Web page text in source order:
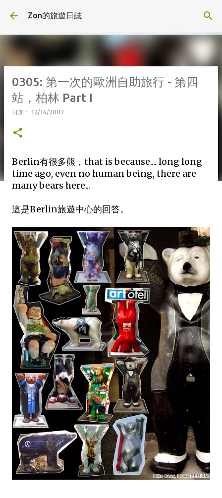
Zon的旅遊日誌
0305: 第一次的歐洲自助旅行 - 第四
站，柏林 Part I
日期： 12/14/2007
Berlin有很多熊，that is because.... long long
time ago, even no human being, there are
many bears here...
這是Berlin旅遊中心的回答。